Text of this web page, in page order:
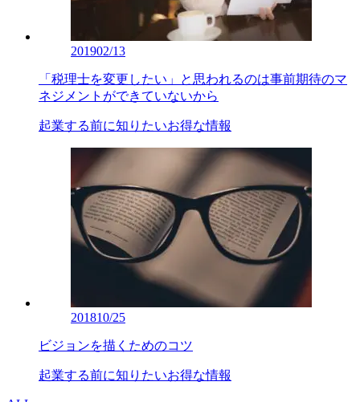
201902/13
「税理士を変更したい」と思われるのは事前期待のマ
ネジメントができていないから
起業する前に知りたいお得な情報
201810/25
ビジョンを描くためのコツ
起業する前に知りたいお得な情報